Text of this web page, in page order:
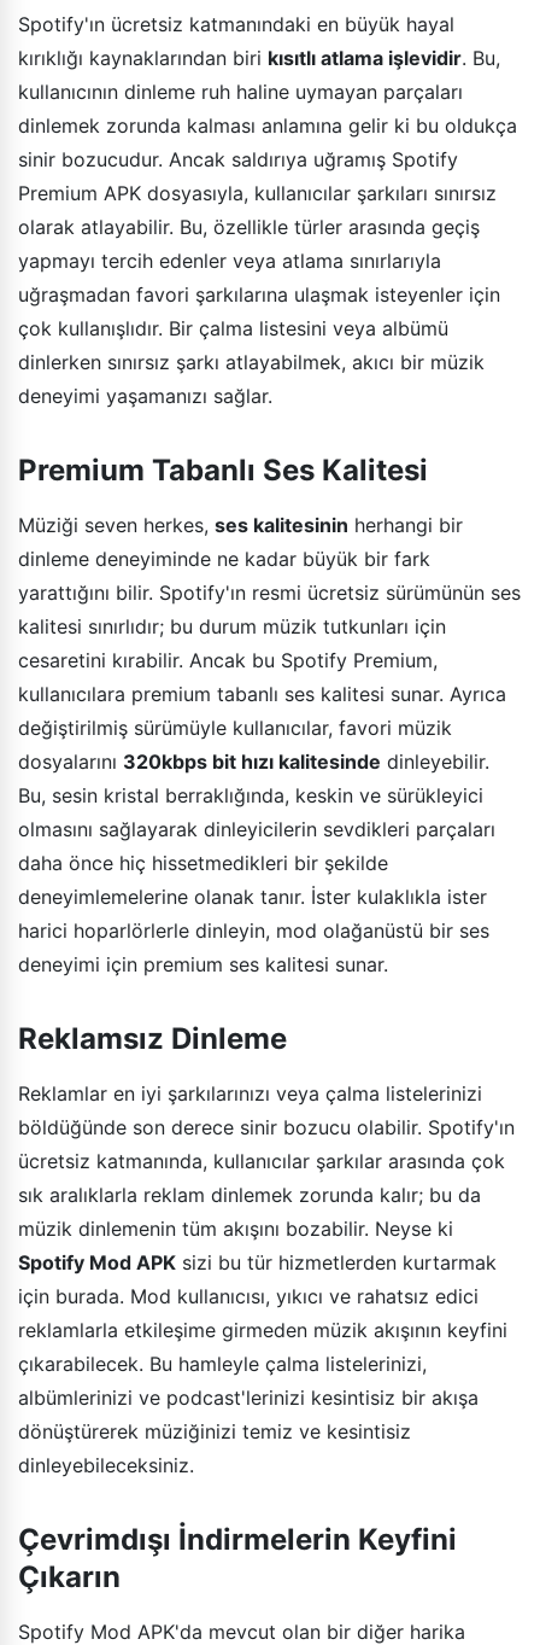
Spotify'ın ücretsiz katmanındaki en büyük hayal
kırıklığı kaynaklarından biri kısıtlı atlama işlevidir. Bu,
kullanıcının dinleme ruh haline uymayan parçaları
dinlemek zorunda kalması anlamına gelir ki bu oldukça
sinir bozucudur. Ancak saldırıya uğramış Spotify
Premium APK dosyasıyla, kullanıcılar şarkıları sınırsız
olarak atlayabilir. Bu, özellikle türler arasında geçiş
yapmayı tercih edenler veya atlama sınırlarıyla
uğraşmadan favori şarkılarına ulaşmak isteyenler için
çok kullanışlıdır. Bir çalma listesini veya albümü
dinlerken sınırsız şarkı atlayabilmek, akıcı bir müzik
deneyimi yaşamanızı sağlar.
Premium Tabanlı Ses Kalitesi
Müziği seven herkes, ses kalitesinin herhangi bir
dinleme deneyiminde ne kadar büyük bir fark
yarattığını bilir. Spotify'ın resmi ücretsiz sürümünün ses
kalitesi sınırlıdır; bu durum müzik tutkunları için
cesaretini kırabilir. Ancak bu Spotify Premium,
kullanıcılara premium tabanlı ses kalitesi sunar. Ayrıca
değiştirilmiş sürümüyle kullanıcılar, favori müzik
dosyalarını 320kbps bit hızı kalitesinde dinleyebilir.
Bu, sesin kristal berraklığında, keskin ve sürükleyici
olmasını sağlayarak dinleyicilerin sevdikleri parçaları
daha önce hiç hissetmedikleri bir şekilde
deneyimlemelerine olanak tanır. İster kulaklıkla ister
harici hoparlörlerle dinleyin, mod olağanüstü bir ses
deneyimi için premium ses kalitesi sunar.
Reklamsız Dinleme
Reklamlar en iyi şarkılarınızı veya çalma listelerinizi
böldüğünde son derece sinir bozucu olabilir. Spotify'ın
ücretsiz katmanında, kullanıcılar şarkılar arasında çok
sık aralıklarla reklam dinlemek zorunda kalır; bu da
müzik dinlemenin tüm akışını bozabilir. Neyse ki
Spotify Mod APK sizi bu tür hizmetlerden kurtarmak
için burada. Mod kullanıcısı, yıkıcı ve rahatsız edici
reklamlarla etkileşime girmeden müzik akışının keyfini
çıkarabilecek. Bu hamleyle çalma listelerinizi,
albümlerinizi ve podcast'lerinizi kesintisiz bir akışa
dönüştürerek müziğinizi temiz ve kesintisiz
dinleyebileceksiniz.
Çevrimdışı İndirmelerin Keyfini
Çıkarın
Spotify Mod APK'da mevcut olan bir diğer harika